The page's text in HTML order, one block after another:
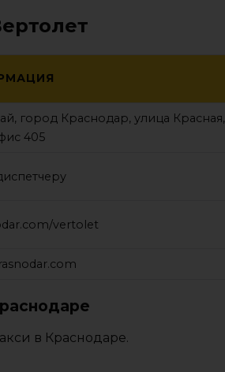
город Краснодар, улица Красная,
405
vertolet
в Краснодаре.